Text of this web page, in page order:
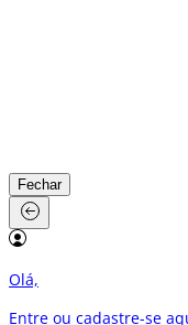
Fechar
Olá,
Entre ou cadastre-se